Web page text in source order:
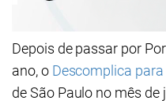
Depois de passar por
ano, o Descomplica para
de São Paulo no mês de